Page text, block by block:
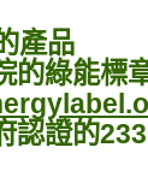
產品
的綠能標
證的